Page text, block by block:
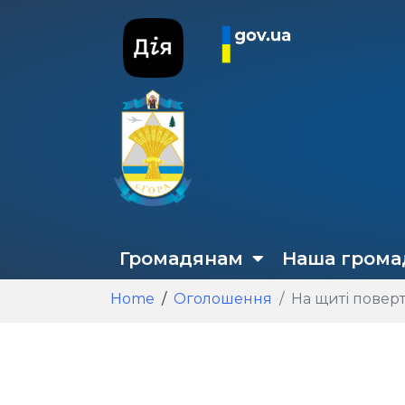
Громадянам Наша
Home Оголошення На щиті